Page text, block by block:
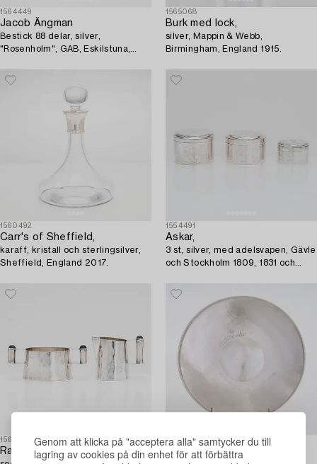
Genom att klicka på "acceptera alla" samtycker du till
lagring av cookies på din enhet för att förbättra
1564449
Jacob Ängman
Bestick 88 delar, silver,
"Rosenholm", GAB, Eskilstuna,
1565068
Burk med lock,
silver, Mappin & Webb,
Birmingham, England 1915.
1560492
Carr's of Sheffield,
karaff, kristall och sterlingsilver,
Sheffield, England 2017.
1554491
Askar,
3 st, silver, med adelsvapen, Gävle
och Stockholm 1809, 1831 och
1565382
Rauni Mustonen,
1565127
Tapio Wirkkala